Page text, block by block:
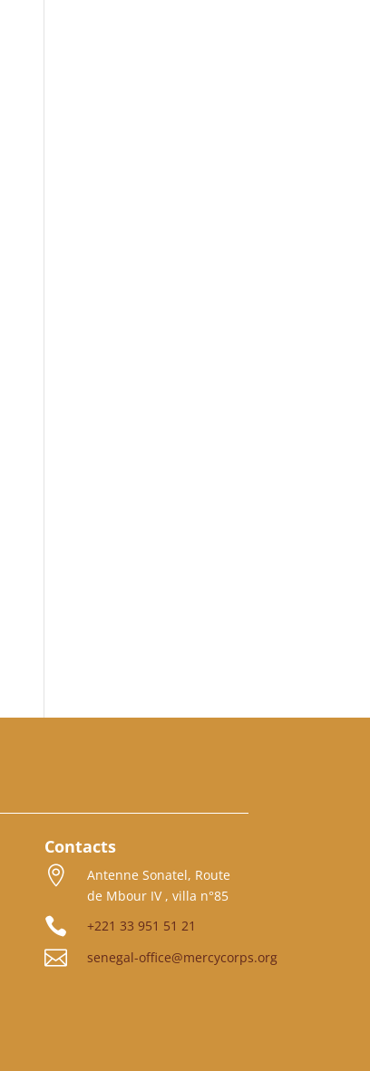
Contacts

Antenne Sonatel, Route
de Mbour IV , villa n°85
 +221 33 951 51 21
 senegal-office@mercycorps.org